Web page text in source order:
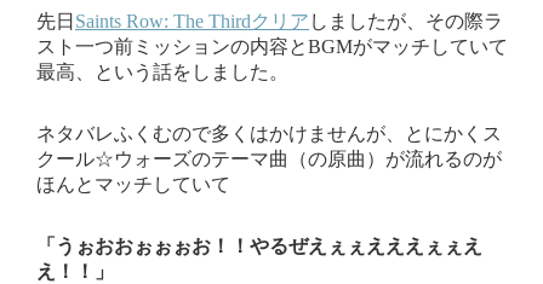
先日 Saints Row: The Thirdクリア しましたが、その際ラ
スト一つ前ミッションの内容とBGMがマッチしていて
最高、という話をしました。
ネタバレふくむので多くはかけませんが、とにかくス
クール☆ウォーズのテーマ曲（の原曲）が流れるのが
ほんとマッチしていて
「うぉおおぉぉぉお！！やるぜえぇぇえええぇぇえ
え！！」